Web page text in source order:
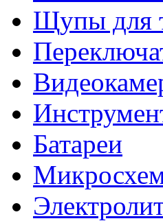
Щупы для
Батареи